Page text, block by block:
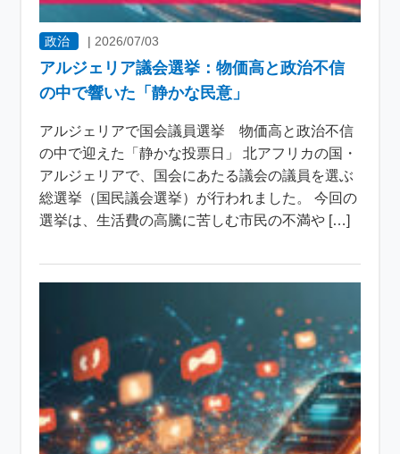
政治 | 2026/07/03
アルジェリア議会選挙：物価高と政治不信
の中で響いた「静かな民意」
アルジェリアで国会議員選挙 物価高と政治不信
の中で迎えた「静かな投票日」 北アフリカの国・
アルジェリアで、国会にあたる議会の議員を選ぶ
総選挙（国民議会選挙）が行われました。 今回の
選挙は、生活費の高騰に苦しむ市民の不満や […]